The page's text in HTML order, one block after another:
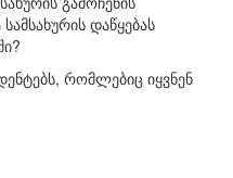
დაწყებას
რომლებიც იყვნენ